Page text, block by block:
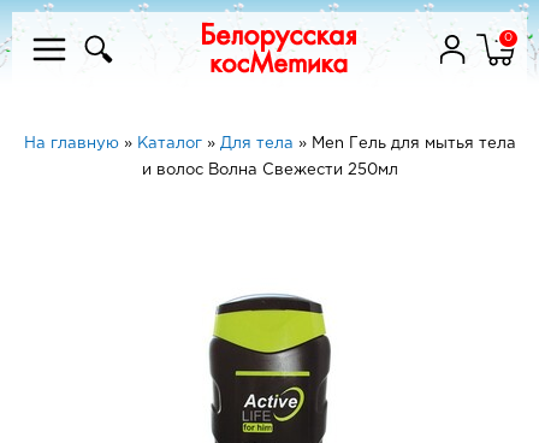
0
На главную» Каталог» Для тела » Men Гель для мытья тела
и волос Волна Свежести 250мл